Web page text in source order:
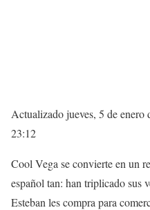
Actualizadojueves, 5 de enero
23:12
Cool Vega se convierte en un
español tan: han triplicado sus
Esteban les compra para